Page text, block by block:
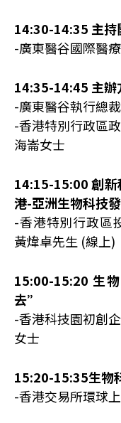
14:30-14:35 主持
-廣東醫谷國際醫
14:35-14:45 主辦
-廣東醫谷執行總
-香港特別行政區
海崙女士
14:15-15:00 創新
港-亞洲生物科技
-香港特別行政區
黃煒卓先生 (線上)
15:00-15:20 生
去”
-香港科技園初創
女士
15:20-15:35生物
-香港交易所環球